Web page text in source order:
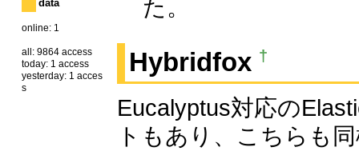
data
online: 1
all: 9864 access
today: 1 access
yesterday: 1 acces
s
た。
Hybridfox †
Eucalyptus対応の
トもあり、こちらも